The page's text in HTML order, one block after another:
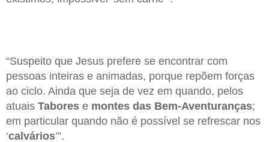
“Suspeito que Jesus prefere se encontrar com
pessoas inteiras e animadas, porque repõem forças
ao ciclo. Ainda que seja de vez em quando, pelos
atuais Tabores e montes das Bem-Aventuranças;
em particular quando não é possível se refrescar nos
‘calvários’”.